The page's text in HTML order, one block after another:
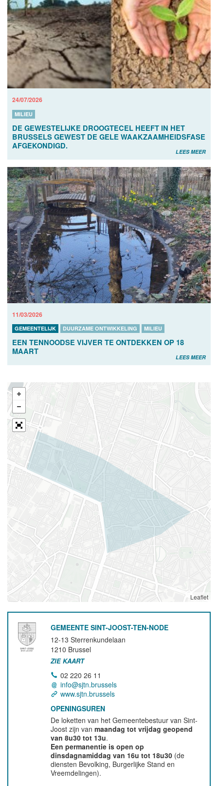
24/07/2026
MILIEU
DE GEWESTELIJKE DROOGTECEL HEEFT IN HET
BRUSSELS GEWEST DE GELE WAAKZAAMHEIDSFASE
AFGEKONDIGD.
LEES MEER
11/03/2026
GEMEENTELIJK DUURZAME ONTWIKKELING MILIEU
EEN TENNOODSE VIJVER TE ONTDEKKEN OP 18
MAART
LEES MEER
Leaflet
GEMEENTE SINT-JOOST-TEN-NODE
12-13 Sterrenkundelaan
1210 Brussel
ZIE KAART
02 220 26 11
info@sjtn.brussels
www.sjtn.brussels
OPENINGSUREN
De loketten van het Gemeentebestuur van Sint-
Joost zijn vanmaandag tot vrijdag geopend
van 8u30 tot 13u.
Een permanentie is open op
dinsdagnamiddag van 16u tot 18u30 (de
diensten Bevolking, Burgerlijke Stand en
Vreemdelingen).